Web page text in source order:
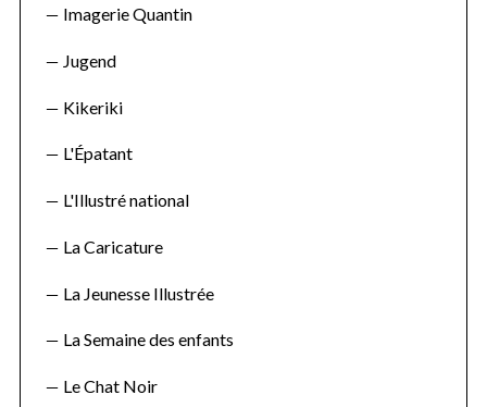
Imagerie Quantin
Jugend
Kikeriki
L'Épatant
L'Illustré national
La Caricature
La Jeunesse Illustrée
La Semaine des enfants
Le Chat Noir
S
a
c
f
r